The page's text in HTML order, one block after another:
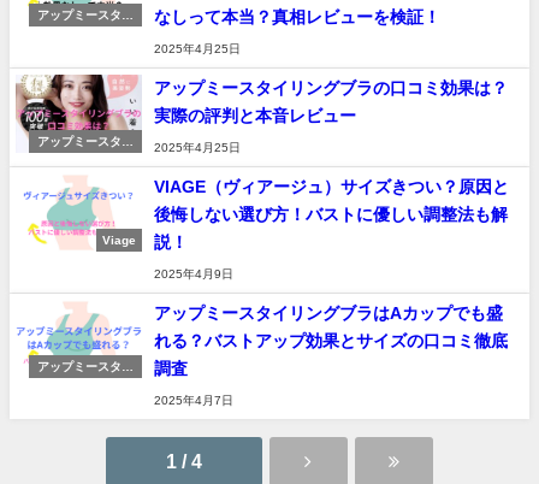
アップミースタイ
なしって本当？真相レビューを検証！
2025年4月25日
アップミースタイ
アップミースタイリングブラの口コミ効果は？
実際の評判と本音レビュー
2025年4月25日
Viage
VIAGE（ヴィアージュ）サイズきつい？原因と
後悔しない選び方！バストに優しい調整法も解
説！
2025年4月9日
アップミースタイ
アップミースタイリングブラはAカップでも盛
れる？バストアップ効果とサイズの口コミ徹底
調査
2025年4月7日
1 / 4